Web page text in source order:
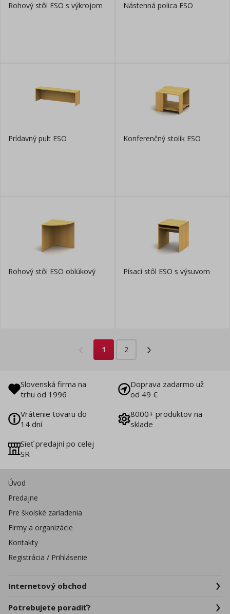
Rohový stôl ESO s výkrojom Nástenná polica ESO
Prídavný pult ESO Konferenčný stolík ESO
Rohový stôl ESO oblúkový Písací stôl ESO s výsuvom
1 2
Slovenská firma na
trhu od 1996
Doprava zadarmo už
od 49 €
Vrátenie tovaru do
14 dní
8000+ produktov na
sklade
Sieť predajní po celej
SR
Úvod
Predajne
Pre školské zariadenia
Firmy a organizácie
Kontakty
Registrácia / Prihlásenie
Internetový obchod
Potrebujete poradiť?